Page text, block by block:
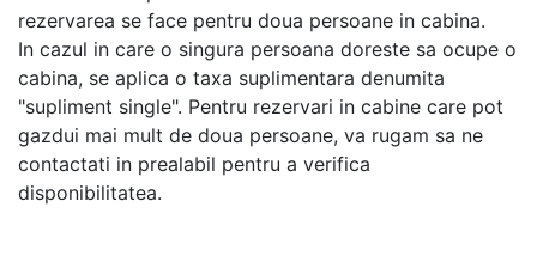
rezervarea se face pentru doua persoane in cabina.
In cazul in care o singura persoana doreste sa ocupe o
cabina, se aplica o taxa suplimentara denumita
"supliment single". Pentru rezervari in cabine care pot
gazdui mai mult de doua persoane, va rugam sa ne
contactati in prealabil pentru a verifica
disponibilitatea.